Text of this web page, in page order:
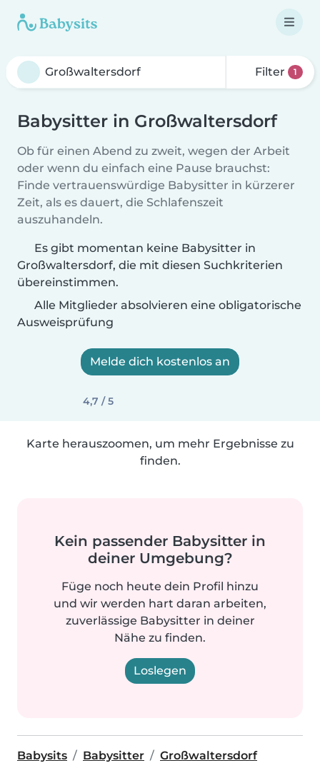
Filter 1
Babysitter in Großwaltersdorf
Ob für einen Abend zu zweit, wegen der Arbeit
oder wenn du einfach eine Pause brauchst:
Finde vertrauenswürdige Babysitter in kürzerer
Zeit, als es dauert, die Schlafenszeit
auszuhandeln.
Es gibt momentan keine Babysitter in
Großwaltersdorf, die mit diesen Suchkriterien
übereinstimmen.
Alle Mitglieder absolvieren eine obligatorische
Ausweisprüfung
Melde dich kostenlos an
4,7 / 5
Karte herauszoomen, um mehr Ergebnisse zu
finden.
Kein passender Babysitter in
deiner Umgebung?
Füge noch heute dein Profil hinzu
und wir werden hart daran arbeiten,
zuverlässige Babysitter in deiner
Nähe zu finden.
Loslegen
Babysits Babysitter Großwaltersdorf